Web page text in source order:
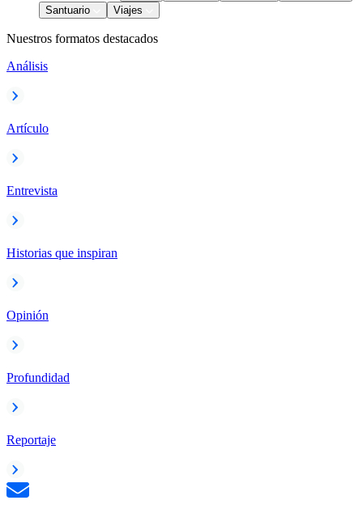
Santuario
Viajes
Nuestros formatos destacados
Análisis
Artículo
Entrevista
Historias que inspiran
Opinión
Profundidad
Reportaje